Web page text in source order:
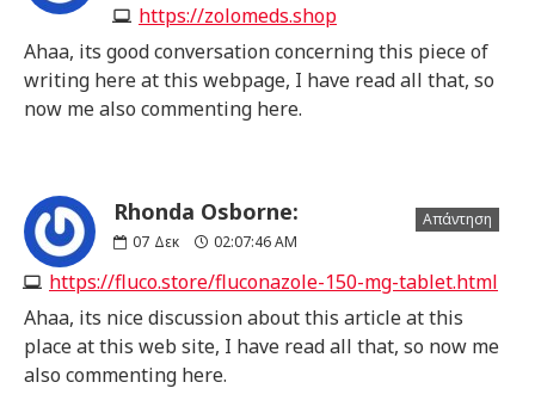
https://zolomeds.shop
Ahaa, its good conversation concerning this piece of
writing here at this webpage, I have read all that, so
now me also commenting here.
Rhonda Osborne:
07 Δεκ 02:07:46 AM
https://fluco.store/fluconazole-150-mg-tablet.html
Απάντηση
Ahaa, its nice discussion about this article at this
place at this web site, I have read all that, so now me
also commenting here.